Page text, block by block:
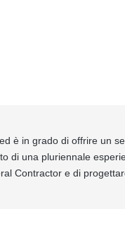
è in grado di offrire un
una pluriennale
Contractor e di